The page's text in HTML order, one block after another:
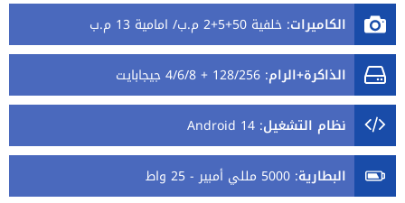
الكاميرات: خلفية 50+5+2 م.ب/ امامية 13 م.ب
الذاكرة+الرام: 128/256 + 4/6/8 جيجابايت
نظام التشغيل:
Android 14
البطارية: 5000 مللي أمبير - 25 واط